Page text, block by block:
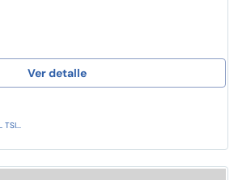
Ver detalle
TSI...